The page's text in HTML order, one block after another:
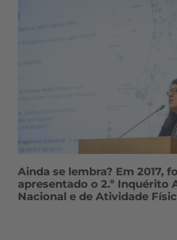
Ainda se lembra? Em 2017,
apresentado o 2.º Inquérito
Nacional e de Atividade